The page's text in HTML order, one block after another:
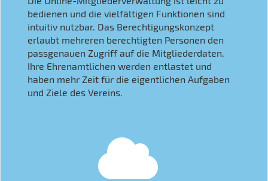
bedienen und die vielfältigen Funktionen sind
intuitiv nutzbar. Das Berechtigungskonzept
erlaubt mehreren berechtigten Personen den
passgenauen Zugriff auf die Mitgliederdaten.
Ihre Ehrenamtlichen werden entlastet und
haben mehr Zeit für die eigentlichen Aufgaben
und Ziele des Vereins.